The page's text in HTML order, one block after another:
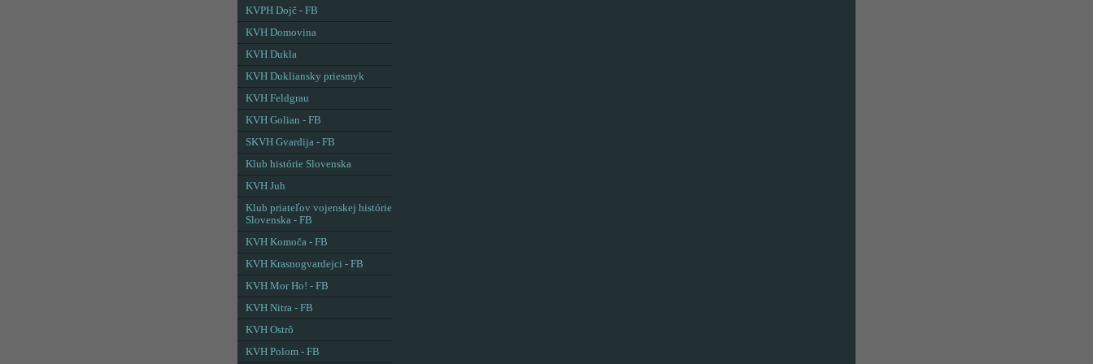
KVPH Dojč - FB
KVH Domovina
KVH Dukla
KVH Dukliansky priesmyk
KVH Feldgrau
KVH Golian - FB
SKVH Gvardija - FB
Klub histórie Slovenska
KVH Juh
Klub priateľov vojenskej histórie
Slovenska - FB
KVH Komoča - FB
KVH Krasnogvardejci - FB
KVH Mor Ho! - FB
KVH Nitra - FB
KVH Ostrô
KVH Polom - FB